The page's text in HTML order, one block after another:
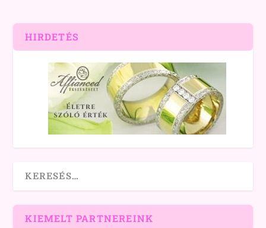
HIRDETÉS
KIEMELT PARTNEREINK